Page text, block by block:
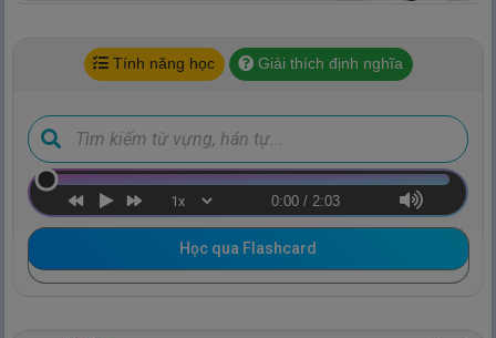
Tính năng học Giải thích định nghĩa
0:00 / 2:03
Học qua Flashcard